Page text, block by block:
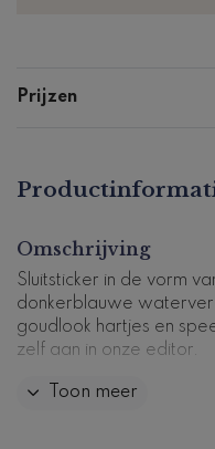
Prijzen
Omschrijving
Sluitsticker in de vorm
donkerblauwe
goudlook hartjes en
zelf aan in onze editor.
Deze sticker heeft een
Toon meer